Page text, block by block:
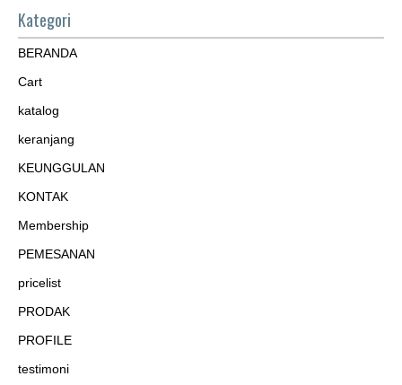
Kategori
BERANDA
Cart
katalog
keranjang
KEUNGGULAN
KONTAK
Membership
PEMESANAN
pricelist
PRODAK
PROFILE
testimoni